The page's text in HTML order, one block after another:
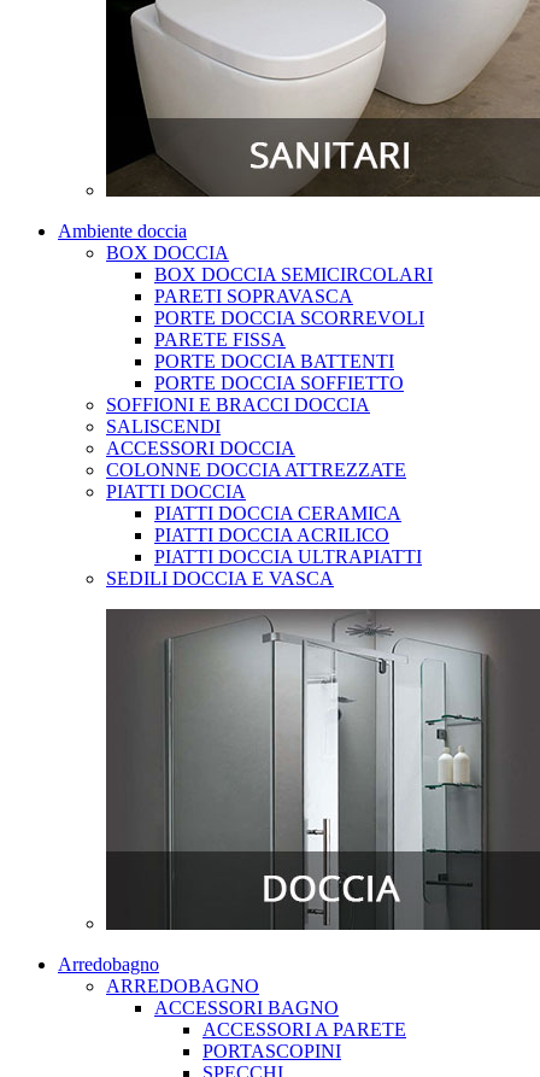
Ambiente doccia
BOX DOCCIA
BOX DOCCIA SEMICIRCOLARI
PARETI SOPRAVASCA
PORTE DOCCIA SCORREVOLI
PARETE FISSA
PORTE DOCCIA BATTENTI
PORTE DOCCIA SOFFIETTO
SOFFIONI E BRACCI DOCCIA
SALISCENDI
ACCESSORI DOCCIA
COLONNE DOCCIA ATTREZZATE
PIATTI DOCCIA
PIATTI DOCCIA CERAMICA
PIATTI DOCCIA ACRILICO
PIATTI DOCCIA ULTRAPIATTI
SEDILI DOCCIA E VASCA
Arredobagno
ARREDOBAGNO
ACCESSORI BAGNO
ACCESSORI A PARETE
PORTASCOPINI
SPECCHI